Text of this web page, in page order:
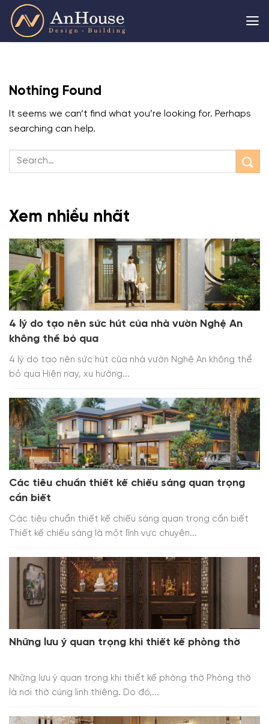
Skip
content
Nothing Found
It seems we can’t find what you’re looking for. Perhaps
searching can help.
Xem nhiều nhất
4 lý do tạo nên sức hút của nhà vườn Nghệ An
không thể bỏ qua
4 lý do tạo nên sức hút của nhà vườn Nghệ An không thể
bỏ qua Hiện nay, xu hướng...
Các tiêu chuẩn thiết kế chiếu sáng quan trọng
cần biết
Các tiêu chuẩn thiết kế chiếu sáng quan trọng cần biết
Thiết kế chiếu sáng là một lĩnh vực chuyên...
Những lưu ý quan trọng khi thiết kế phòng thờ
Những lưu ý quan trọng khi thiết kế phòng thờ Phòng thờ
là nơi thờ cúng linh thiêng. Do đó,...